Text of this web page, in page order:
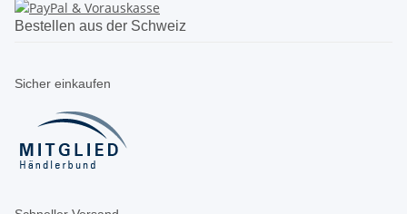
Bestellen aus der Schweiz
Sicher einkaufen